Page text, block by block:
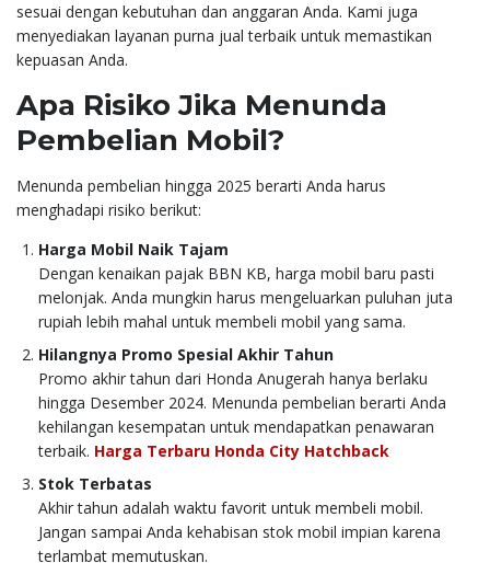
sesuai dengan kebutuhan dan anggaran Anda. Kami juga
menyediakan layanan purna jual terbaik untuk memastikan
kepuasan Anda.
Apa Risiko Jika Menunda
Pembelian Mobil?
Menunda pembelian hingga 2025 berarti Anda harus
menghadapi risiko berikut:
Harga Mobil Naik Tajam
Dengan kenaikan pajak BBN KB, harga mobil baru pasti
melonjak. Anda mungkin harus mengeluarkan puluhan juta
rupiah lebih mahal untuk membeli mobil yang sama.
Hilangnya Promo Spesial Akhir Tahun
Promo akhir tahun dari Honda Anugerah hanya berlaku
hingga Desember 2024. Menunda pembelian berarti Anda
kehilangan kesempatan untuk mendapatkan penawaran
terbaik. Harga Terbaru Honda City Hatchback
Stok Terbatas
Akhir tahun adalah waktu favorit untuk membeli mobil.
Jangan sampai Anda kehabisan stok mobil impian karena
terlambat memutuskan.